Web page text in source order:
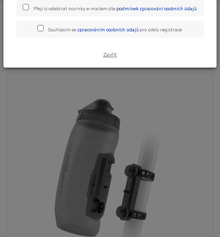
Doplňky a helmy Láhve
FIDLOCK BOTTLE TWIST SET DARK
DARK 590ml + UNI BASE
Přeji si odebírat novinky e-mailem dle podmínek zpracování osobních údajů.
Souhlasím se zpracováním osobních údajů pro účely registrace.
Zavřít